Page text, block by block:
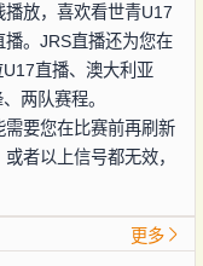
放，喜欢看世青U17
播。JRS直播还为您在
直播、澳大利亚
两队赛程。
需要您在比赛前再刷新
者以上信号都无效，
更多